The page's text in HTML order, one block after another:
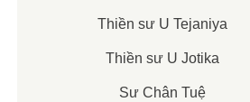
Thiền sư U Tejaniya
Thiền sư U Jotika
Sư Chân Tuệ